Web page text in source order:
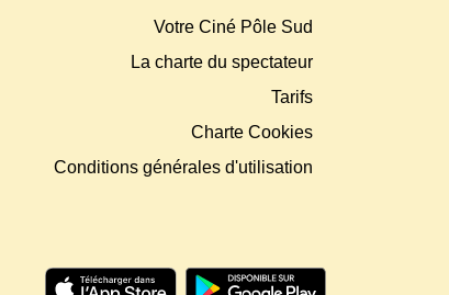
Votre Ciné Pôle Sud
La charte du spectateur
Tarifs
Charte Cookies
Conditions générales d'utilisation